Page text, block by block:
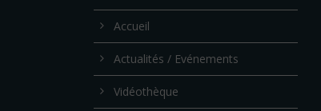
Accueil
Actualités / Evénements
Vidéothèque